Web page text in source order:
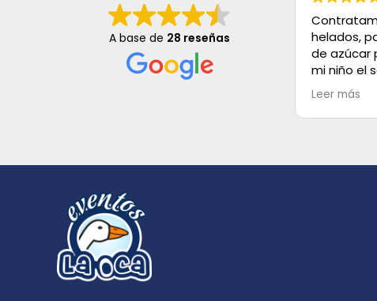
A base de 28 reseñas
helados,
de azúcar
mi niño el
mayo, solo
es
buenos, el
Leer más